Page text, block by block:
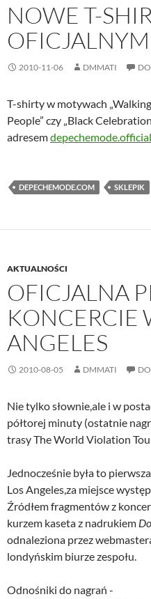
NOWE T-
2010-11-06 DMMATI
T-shirty w motywach
People” czy „Black
adresem
DEPECHEMODE.COM SKLEPIK
AKTUALNOŚCI
OFICJALNA
KONCERCIE
ANGELES
2010-08-05 DMMATI
Nie tylko słownie,ale i w
półtorej minuty (ostatnie
trasy The World Violation
Jednocześnie była to
Los Angeles,za miejsce
Źródłem fragmentów z
kurzem kaseta z nadrukiem
odnaleziona przez
londyńskim biurze zespołu.
Odnośniki do nagrań -